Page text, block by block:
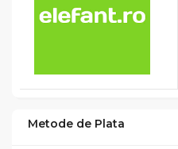
Metode de Plata